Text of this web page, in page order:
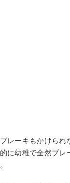
レーキもかけられ
に幼稚で全然ブレ